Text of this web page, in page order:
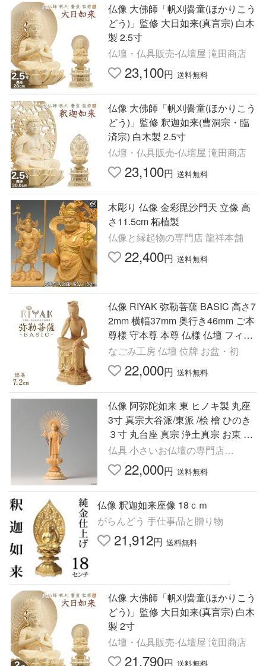
仏像 大佛師「帆刈黌童(ほかりこう
どう)」監修 大日如来(真言宗) 白木
製 2.5寸
仏壇・仏具販売-仏壇屋 滝田商店
23,100円 送料無料
仏像 大佛師「帆刈黌童(ほかりこう
どう)」監修 釈迦如来(曹洞宗・臨
済宗) 白木製 2.5寸
仏壇・仏具販売-仏壇屋 滝田商店
23,100円 送料無料
木彫り 仏像 金彩毘沙門天 立像 高
さ11.5cm 柘植製
仏像と縁起物の専門店 龍祥本舗
22,400円 送料無料
仏像 RIYAK 弥勒菩薩 BASIC 高さ7
2mm 横幅37mm 奥行き46mm ご本
尊様 守本尊 本尊 仏様 仏壇 フィギ
ュア
なごみ工房 仏壇 位牌 お盆・初
22,000円 送料無料
仏像 阿弥陀如来 東 ヒノキ製 丸座
3寸 真宗大谷派/東派 /桧 檜 ひのき
３寸 丸台座 真宗 浄土真宗 お東 ミ
ニ仏壇 御本尊 東立阿弥陀如来
仏具 小さいお仏壇の専門店
BUSSE22,000円 送料無料
仏像 釈迦如来座像 18ｃｍ
がらんどう 手仕事品と贈り物
21,912円 送料無料
仏像 大佛師「帆刈黌童(ほかりこう
どう)」監修 大日如来(真言宗) 白木
製 2寸
仏壇・仏具販売-仏壇屋 滝田商店
21,790円 送料無料